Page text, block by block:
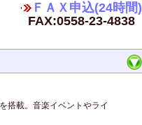
ＦＡＸ申込(24時間)
FAX:0558-23-4838
搭載。音楽イベントやライ